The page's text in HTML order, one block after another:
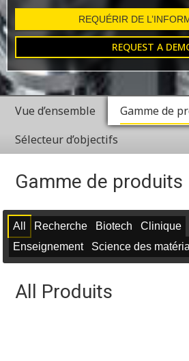
REQUÉRIR DE
REQUEST A
Vue d’ensemble
Gamme de
Sélecteur d’objectifs
Gamme de produits
All Recherche Biotech
Clinique
Enseignement
Science des
All Produits